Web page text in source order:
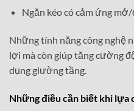
Ngăn kéo có cảm ứng
Những tính năng công nghệ
lợi mà còn giúp tăng cường
dụng giường tầng.
Những điều cần biết khi lựa